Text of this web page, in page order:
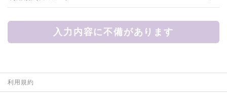
入力内容に不備があります
利用規約